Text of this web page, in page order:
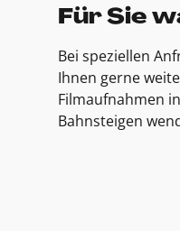
Für Sie
Bei speziellen
Ihnen gerne
Filmaufnahmen
Bahnsteigen